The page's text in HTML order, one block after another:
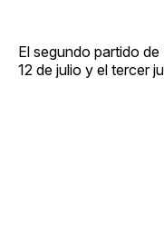
El segundo partido
12 de julio y el tercer